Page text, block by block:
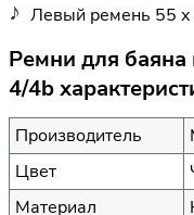
Левый ремень 55 х
Ремни для баяна
4/4b
Производитель
Цвет
Материал